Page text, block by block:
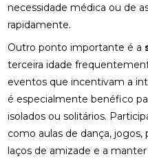
necessidade médica ou de
rapidamente.
Outro ponto importante é a
terceira idade
eventos que incentivam a
é especialmente benéfico
isolados ou solitários.
como aulas de dança, jogos,
laços de amizade e a